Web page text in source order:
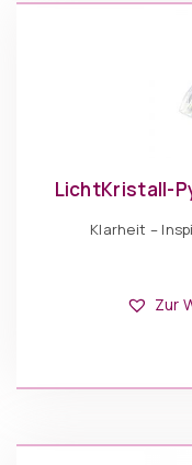
LichtKristall-
Klarheit –
Zur